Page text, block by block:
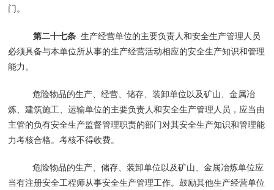
门。
第二十七条生产经营单位的主要负责人和安全生产管理人员
必须具备与本单位所从事的生产经营活动相应的安全生产知识和管理
能力。
危险物品的生产、经营、储存、装卸单位以及矿山、金属冶
炼、建筑施工、运输单位的主要负责人和安全生产管理人员，应当由
主管的负有安全生产监督管理职责的部门对其安全生产知识和管理能
力考核合格。考核不得收费。
危险物品的生产、储存、装卸单位以及矿山、金属冶炼单位应
当有注册安全工程师从事安全生产管理工作。鼓励其他生产经营单位